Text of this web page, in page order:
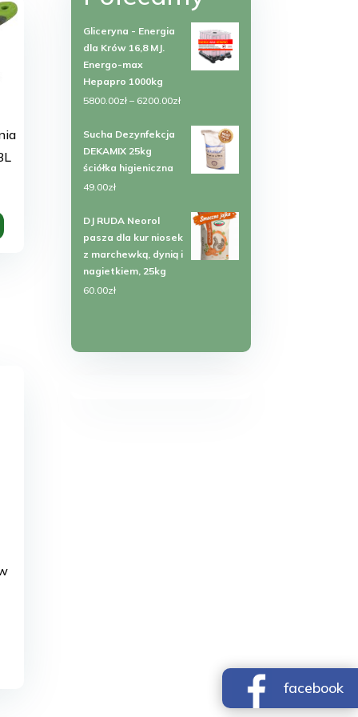
Gliceryna - Energia
dla Krów 16,8 MJ.
Energo-max
Hepapro 1000kg
5800.00zł – 6200.00złZakres
5800.00zł
Sucha Dezynfekcja
DEKAMIX 25kg
ściółka higieniczna
49.00zł
DJ RUDA Neorol
pasza dla kur niosek
z marchewką, dynią i
nagietkiem, 25kg
60.00zł
facebook